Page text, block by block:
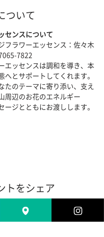
ついて
センスについて
フラワーエッセンス：佐々木
7822
センスは調和を導き、本
へとサポートしてくれます。
テーマに寄り添い、支え
周辺のお花のエネルギー
とともにお渡しします。
トをシェア